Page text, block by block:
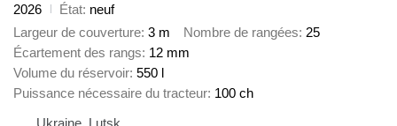
2026
État neuf
Largeur de couverture 3 m Nombre de rangées 25
Écartement des rangs 12 mm
Volume du réservoir 550 l
Puissance nécessaire du tracteur 100 ch